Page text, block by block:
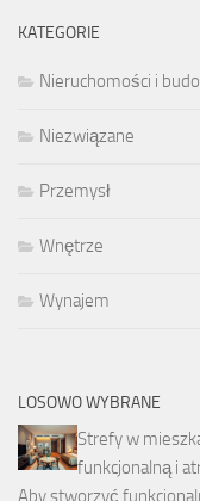
KATEGORIE
Nieruchomości i
Niezwiązane
Przemysł
Wnętrze
Wynajem
LOSOWO WYBRANE
Strefy w
funkcjonalną i
Aby stworzyć